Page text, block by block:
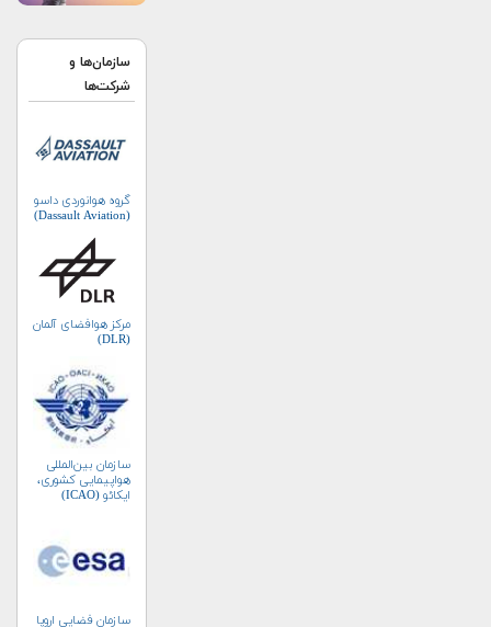
سازمان‌ها و
شرکت‌ها
گروه هوانوردی داسو
(Dassault Aviation)
مرکز هوافضای آلمان
(DLR)
سازمان بین‌المللی
هواپیمایی کشوری،
ایکائو (ICAO)
سازمان فضایی اروپا